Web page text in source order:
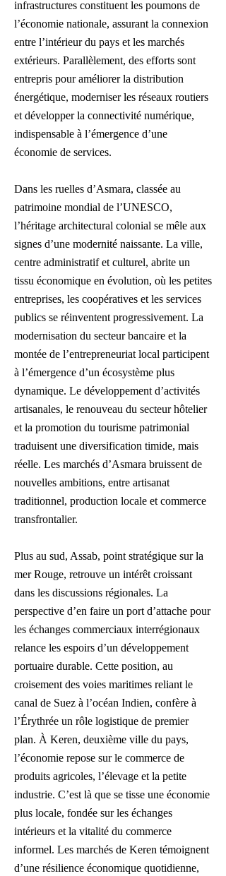
infrastructures constituent les poumons de
l’économie nationale, assurant la connexion
entre l’intérieur du pays et les marchés
extérieurs. Parallèlement, des efforts sont
entrepris pour améliorer la distribution
énergétique, moderniser les réseaux routiers
et développer la connectivité numérique,
indispensable à l’émergence d’une
économie de services.
Dans les ruelles d’Asmara, classée au
patrimoine mondial de l’UNESCO,
l’héritage architectural colonial se mêle aux
signes d’une modernité naissante. La ville,
centre administratif et culturel, abrite un
tissu économique en évolution, où les petites
entreprises, les coopératives et les services
publics se réinventent progressivement. La
modernisation du secteur bancaire et la
montée de l’entrepreneuriat local participent
à l’émergence d’un écosystème plus
dynamique. Le développement d’activités
artisanales, le renouveau du secteur hôtelier
et la promotion du tourisme patrimonial
traduisent une diversification timide, mais
réelle. Les marchés d’Asmara bruissent de
nouvelles ambitions, entre artisanat
traditionnel, production locale et commerce
transfrontalier.
Plus au sud, Assab, point stratégique sur la
mer Rouge, retrouve un intérêt croissant
dans les discussions régionales. La
perspective d’en faire un port d’attache pour
les échanges commerciaux interrégionaux
relance les espoirs d’un développement
portuaire durable. Cette position, au
croisement des voies maritimes reliant le
canal de Suez à l’océan Indien, confère à
l’Érythrée un rôle logistique de premier
plan. À Keren, deuxième ville du pays,
l’économie repose sur le commerce de
produits agricoles, l’élevage et la petite
industrie. C’est là que se tisse une économie
plus locale, fondée sur les échanges
intérieurs et la vitalité du commerce
informel. Les marchés de Keren témoignent
d’une résilience économique quotidienne,